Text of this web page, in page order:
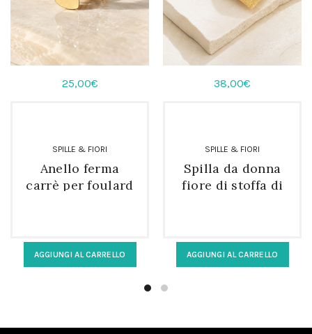
25,00€
SPILLE & FIORI
Anello ferma
carrè per foulard
AGGIUNGI AL CARRELLO
38,00€
SPILLE & FIORI
Spilla da donna
fiore di stoffa di
AGGIUNGI AL CARRELLO